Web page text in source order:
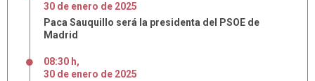
30 de enero de 2025
Paca Sauquillo será la presidenta del PSOE de
Madrid
08:30 h,
30 de enero de 2025